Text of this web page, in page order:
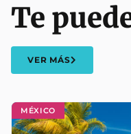
MÉXICO
Te
VER MÁS